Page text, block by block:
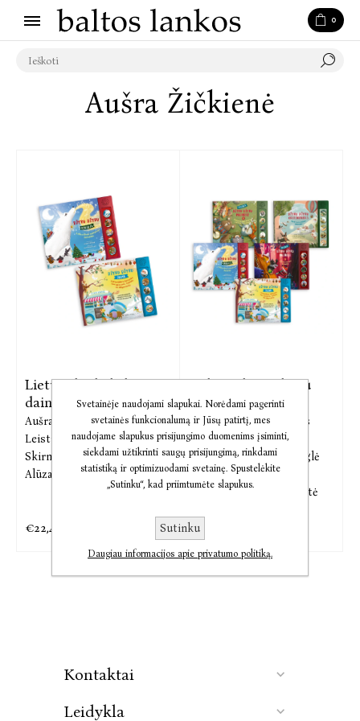
0
Aušra Žičkienė
Lietuviškų kalėdinių
dainelių
Aušra Žičkienė,Vytautas
Leistrumas,Eglė Wildheart,
Skirmantė Būdvytė,Gabjota
Alūzaitė
€22,40
Didysis džyru džyru
rinkinys –
Aušra Žičkienė,Dovydas
Čiuplys,Tel Coelho,
Vytautas Leistrumas,
Eglė
Wildheart,Skirmantė
Būdvytė,Gabjota Alūzaitė
€56,53
Kontaktai
Leidykla
Svetainėje naudojami slapukai. Norėdami pagerinti
svetainės funkcionalumą ir Jūsų patirtį, mes
naudojame slapukus prisijungimo duomenims įsiminti,
siekdami užtikrinti saugų prisijungimą, rinkdami
statistiką ir optimizuodami svetainę. Spustelėkite
„Sutinku“, kad priimtumėte slapukus.
Sutinku
Daugiau informacijos apie privatumo politiką.